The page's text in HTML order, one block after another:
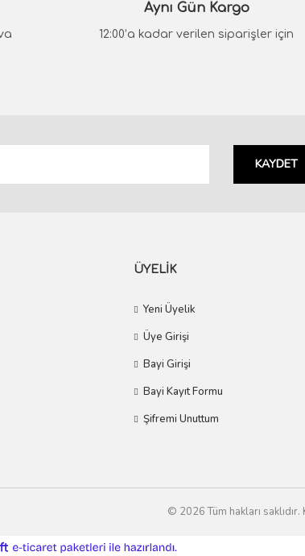
Aynı Gün Kargo
12:00’a kadar verilen siparişler için
KAYDET
ÜYELİK
Yeni Üyelik
Üye Girişi
Bayi Girişi
Bayi Kayıt Formu
Şifremi Unuttum
© 2026 Tüm hakları
ideasoft e-